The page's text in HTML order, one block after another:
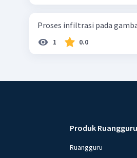
Proses infiltrasi pada
1 0.0
Produk Ruangguru
Ruangguru